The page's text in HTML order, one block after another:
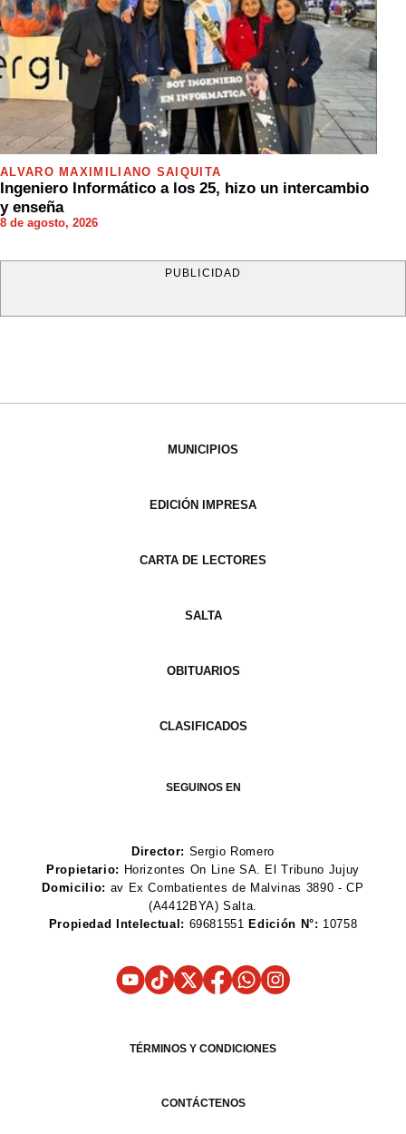
ÁLVARO MAXIMILIANO SAIQUITA
Ingeniero Informático a los 25, hizo un intercambio
y enseña
8 de agosto, 2026
PUBLICIDAD
MUNICIPIOS
EDICIÓN IMPRESA
CARTA DE LECTORES
SALTA
OBITUARIOS
CLASIFICADOS
SEGUINOS EN
Director: Sergio Romero
Propietario: Horizontes On Line SA. El Tribuno Jujuy
Domicilio: av Ex Combatientes de Malvinas 3890 - CP
(A4412BYA) Salta.
Propiedad Intelectual: 69681551 Edición N°: 10758
TÉRMINOS Y CONDICIONES
CONTÁCTENOS